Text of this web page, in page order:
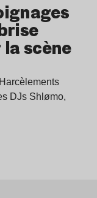
la scène
DJs Shlømo,